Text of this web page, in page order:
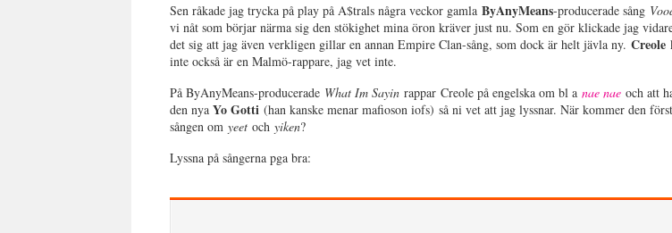
Sen råkade jag trycka på play på A$trals några veckor gamlaByAnyMeans-producerade sång
vi nåt som börjar närma sig den stökighet mina öron kräver just nu. Som en gör klickade jag
det sig att jag även verkligen gillar en annan Empire Clan-sång, som dock är helt jävla ny.Creole
inte också är en Malmö-rappare, jag vet inte.
På ByAnyMeans-producerade What Im Sayinrappar Creole på engelska om bl anae naeoch att
den nyaYo Gotti(han kanske menar mafioson iofs) så ni vet att jag lyssnar. När kommer den
sången omyeetochyiken?
Lyssna på sångerna pga bra: